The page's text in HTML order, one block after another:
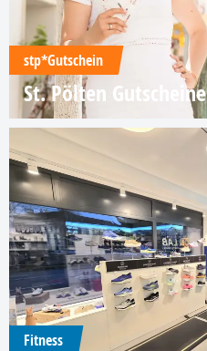
stp*Gutschein
St. Pölten Gutscheine
Fitness